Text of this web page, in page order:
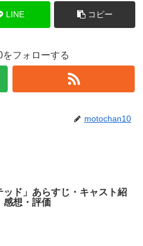
LINE コピー
をフォローする
motochan10
ッド」あらすじ・キャスト紹
感想・評価